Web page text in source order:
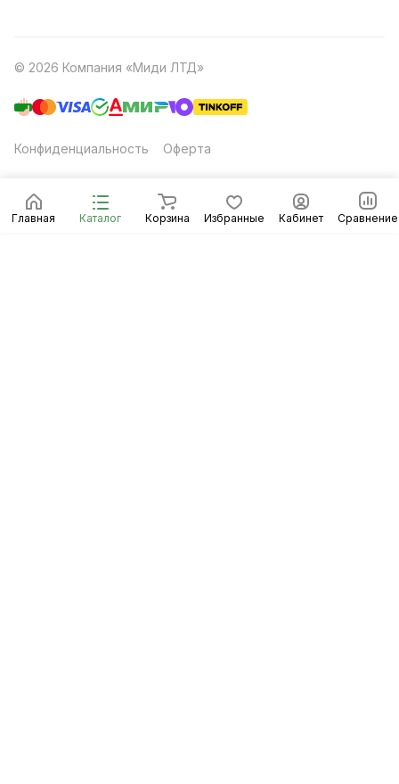
Главная Каталог Корзина Избранные Кабинет Сравнение
© 2026 Компания «Миди ЛТД»
Конфиденциальность Оферта